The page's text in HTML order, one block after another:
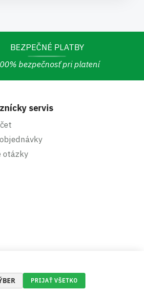
BEZPEČNÉ PLATBY
bezpečnosť pri platení
servis
otázky
PRIJAŤ VŠETKO